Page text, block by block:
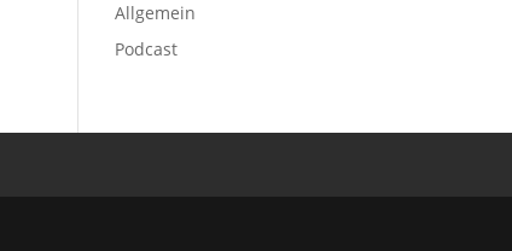
Allgemein
Podcast